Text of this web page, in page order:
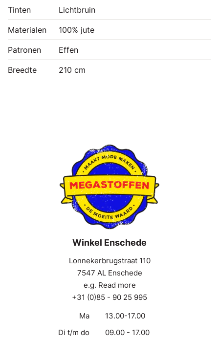
Tinten Lichtbruin
Materialen 100% jute
Patronen Effen
Breedte 210 cm
Winkel Enschede
Lonnekerbrugstraat 110
7547 AL Enschede
e.g. Read more
+31 (0)85 - 90 25 995
Ma
13.00-17.00
Di t/m do
09.00 - 17.00